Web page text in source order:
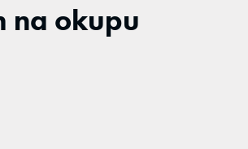
na okupu